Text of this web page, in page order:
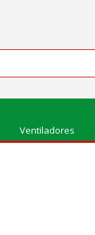
Ventiladores